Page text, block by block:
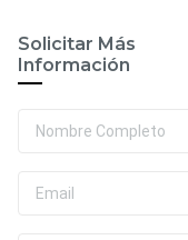
Solicitar Más
Información